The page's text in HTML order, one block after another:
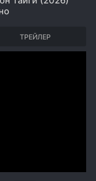
ТРЕЙЛЕР